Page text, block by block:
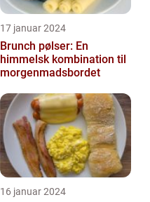
17 januar 2024
Brunch pølser: En
himmelsk kombination til
morgenmadsbordet
16 januar 2024